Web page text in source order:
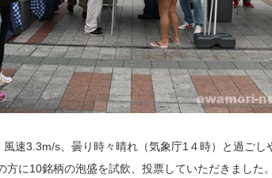
速3.3m/s、曇り時々晴れ（気象庁1４時）と過ごし
に10銘柄の泡盛を試飲、投票していただきました